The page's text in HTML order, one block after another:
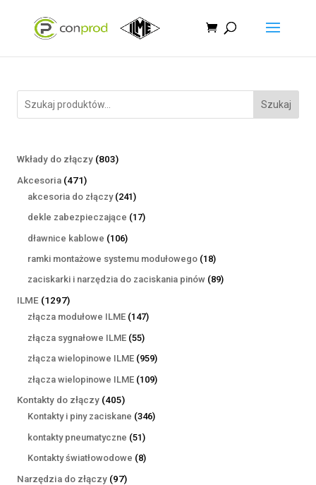
Szukaj
Wkłady do złączy 803803
Akcesoria 471471
produktów
akcesoria do złączy 241241
produktów
dekle zabezpieczające 1717
dławnice kablowe 106106
produktów
ramki montażowe systemu modułowego 1818
produktów
zaciskarki i narzędzia do zaciskania pinów 8989
ILME 12971297
produktów
złącza modułowe ILME 147147
złącza sygnałowe ILME 5555
produktów
złącza wielopinowe ILME 959959
produktów
złącza wielopinowe ILME 109109
Kontakty do złączy 405405
produktów
Kontakty i piny zaciskane 346346
kontakty pneumatyczne 5151
produktów
Kontakty światłowodowe 88
Narzędzia do złączy 9797